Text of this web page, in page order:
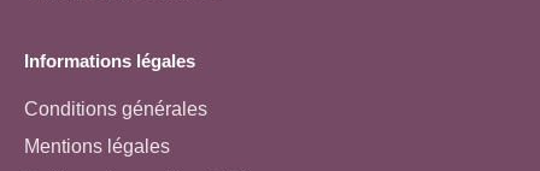
Informations légales
Conditions générales
Mentions légales